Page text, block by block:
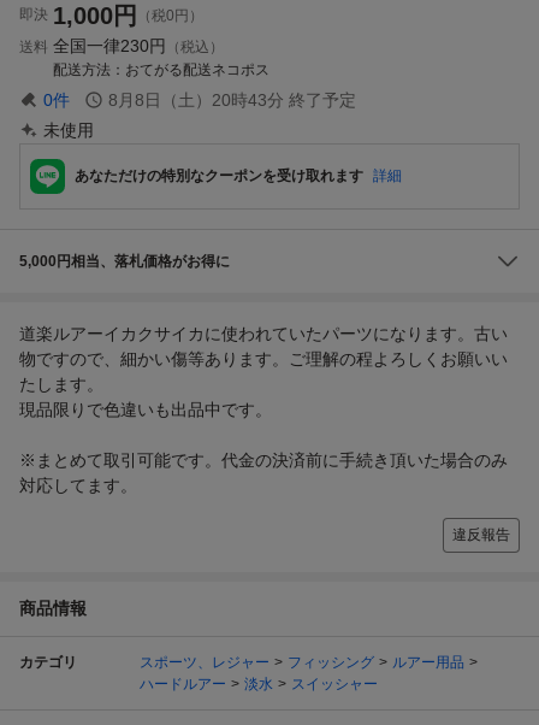
即決 1,000円
（税0円）
送料 全国一律230円
（税込）
配送方法
おてがる配送ネコポス
0件 8月8日（土）20時43分 終了予定
未使用
あなただけの特別なクーポンを受け取れます 詳細
5,000円相当、落札価格がお得に
道楽ルアーイカクサイカに使われていたパーツになります。古い
物ですので、細かい傷等あります。ご理解の程よろしくお願いい
たします。
現品限りで色違いも出品中です。
※まとめて取引可能です。代金の決済前に手続き頂いた場合のみ
対応してます。
違反報告
商品情報
カテゴリ スポーツ、レジャー フィッシング
ルアー用品
ハードルアー
淡水 スイッシャー